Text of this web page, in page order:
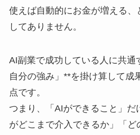
使えば自動的にお金が増える、
してありません。
AI副業で成功している人に共通
自分の強み」**を掛け算して成
点です。
つまり、「AIができること」だ
がどこまで介入できるか」「ど